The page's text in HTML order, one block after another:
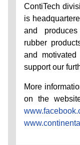
ContiTech
is
and
rubber
and
support our
More
on the